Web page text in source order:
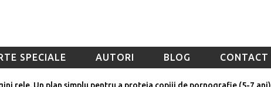
SPECIALE AUTORI BLOG CONTACT